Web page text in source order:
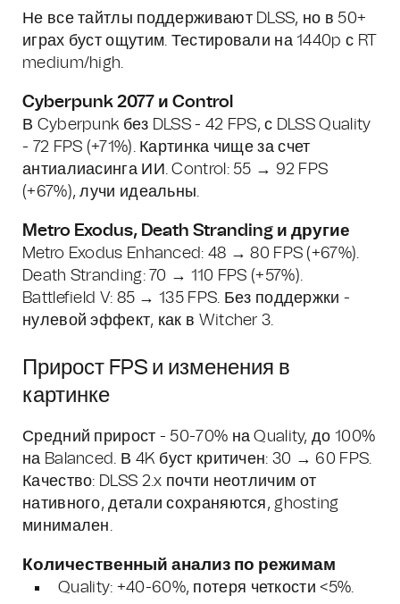
Не все тайтлы поддерживают DLSS, но в 50+
играх буст ощутим. Тестировали на 1440p с RT
medium/high.
Cyberpunk 2077 и Control
В Cyberpunk без DLSS - 42 FPS, с DLSS Quality
- 72 FPS (+71%). Картинка чище за счет
антиалиасинга ИИ. Control: 55 → 92 FPS
(+67%), лучи идеальны.
Metro Exodus, Death Stranding и другие
Metro Exodus Enhanced: 48 → 80 FPS (+67%).
Death Stranding: 70 → 110 FPS (+57%).
Battlefield V: 85 → 135 FPS. Без поддержки -
нулевой эффект, как в Witcher 3.
Прирост FPS и изменения в
картинке
Средний прирост - 50-70% на Quality, до 100%
на Balanced. В 4K буст критичен: 30 → 60 FPS.
Качество: DLSS 2.x почти неотличим от
нативного, детали сохраняются, ghosting
минимален.
Количественный анализ по режимам
Quality: +40-60%, потеря четкости <5%.